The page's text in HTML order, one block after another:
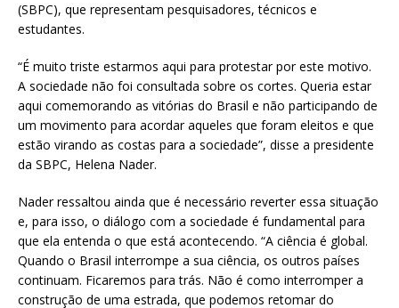
(SBPC), que representam pesquisadores, técnicos e
estudantes.
“É muito triste estarmos aqui para protestar por este motivo.
A sociedade não foi consultada sobre os cortes. Queria estar
aqui comemorando as vitórias do Brasil e não participando de
um movimento para acordar aqueles que foram eleitos e que
estão virando as costas para a sociedade”, disse a presidente
da SBPC, Helena Nader.
Nader ressaltou ainda que é necessário reverter essa situação
e, para isso, o diálogo com a sociedade é fundamental para
que ela entenda o que está acontecendo. “A ciência é global.
Quando o Brasil interrompe a sua ciência, os outros países
continuam. Ficaremos para trás. Não é como interromper a
construção de uma estrada, que podemos retomar do